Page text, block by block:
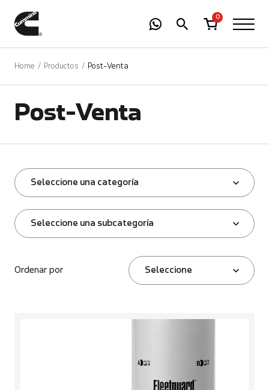
0
Home Productos Post-Venta
Post-Venta
Seleccione una categoría
Seleccione una subcategoría
Ordenar por Seleccione